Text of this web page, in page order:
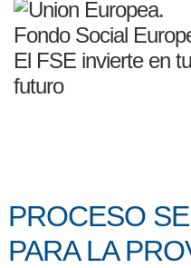
PROCESO
PARA LA